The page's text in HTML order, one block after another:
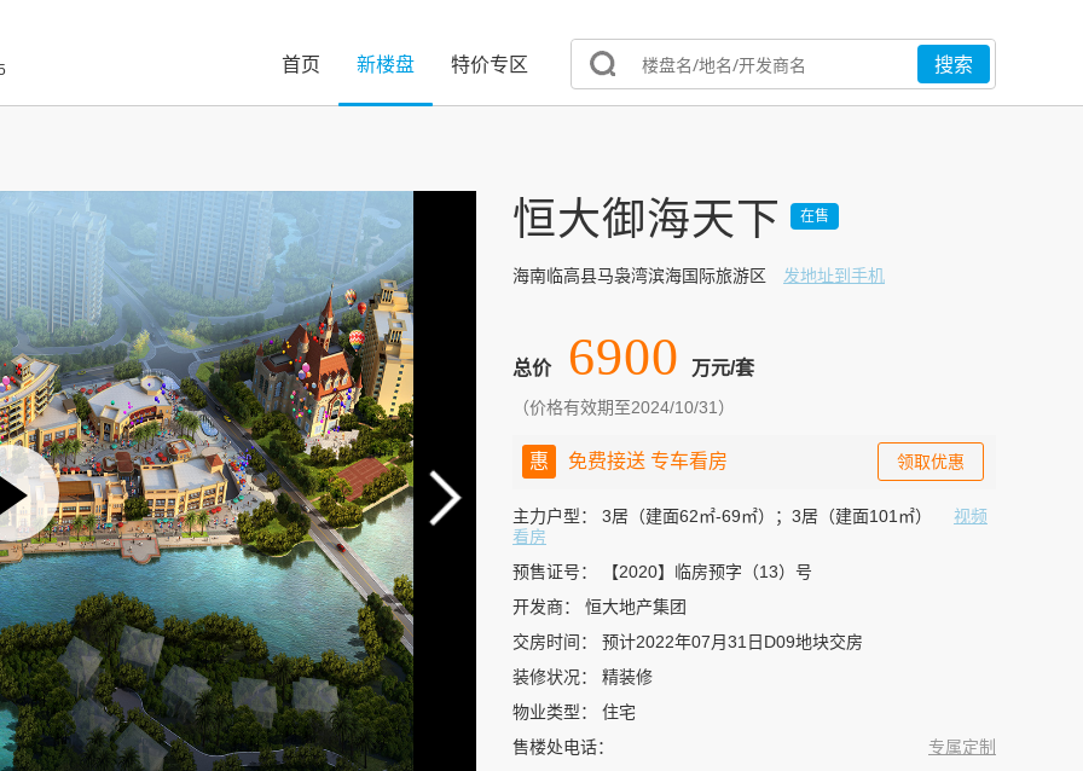
首页 新楼盘 特价专区
恒大御海天下 在售
海南临高县马袅湾滨海国际旅游区 发地址到手机
总价 6900 万元/套
（价格有效期至2024/10/31）
惠 免费接送 专车看房 领取优惠
主力户型： 3居（建面62㎡-69㎡）；3居（建面101㎡）
视频
看房
预售证号：
【2020】临房预字（13）号
开发商：
恒大地产集团
交房时间：
预计2022年07月31日D09地块交房
装修状况：
精装修
物业类型：
住宅
售楼处电话：
专属定制